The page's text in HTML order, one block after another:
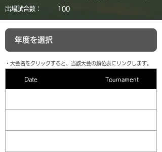
​出場試合数：
​100
​・大会名をクリックすると、当該大会の順位表にリンクします。
Date Tournament